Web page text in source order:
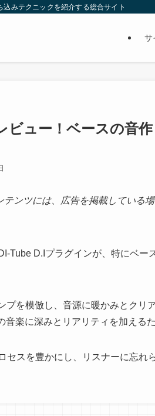
みテクニックを紹介する総合サイト
サ
ビュー！ベースの音
ンツには、広告を掲載している場
Tube D.Iプラグインが、特にベー
プを模倣し、音源に暖かみとクリ
楽に深みとリアリティを加える
スを豊かにし、リスナーに忘れ